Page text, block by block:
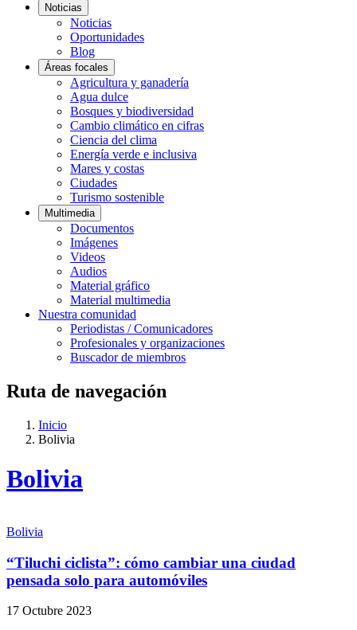
Noticias
Noticias
Oportunidades
Blog
Áreas focales
Agricultura y ganadería
Agua dulce
Bosques y biodiversidad
Cambio climático en cifras
Ciencia del clima
Energía verde e inclusiva
Mares y costas
Ciudades
Turismo sostenible
Multimedia
Documentos
Imágenes
Videos
Audios
Material gráfico
Material multimedia
Nuestra comunidad
Periodistas / Comunicadores
Profesionales y organizaciones
Buscador de miembros
Ruta de navegación
Inicio
Bolivia
Bolivia
Bolivia
“Tiluchi ciclista”: cómo cambiar una ciudad
pensada solo para automóviles
17 Octubre 2023